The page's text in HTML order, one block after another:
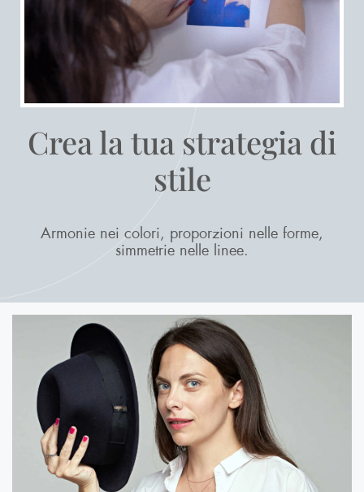
Crea la tua strategia di
stile
Armonie nei colori, proporzioni nelle forme,
simmetrie nelle linee.